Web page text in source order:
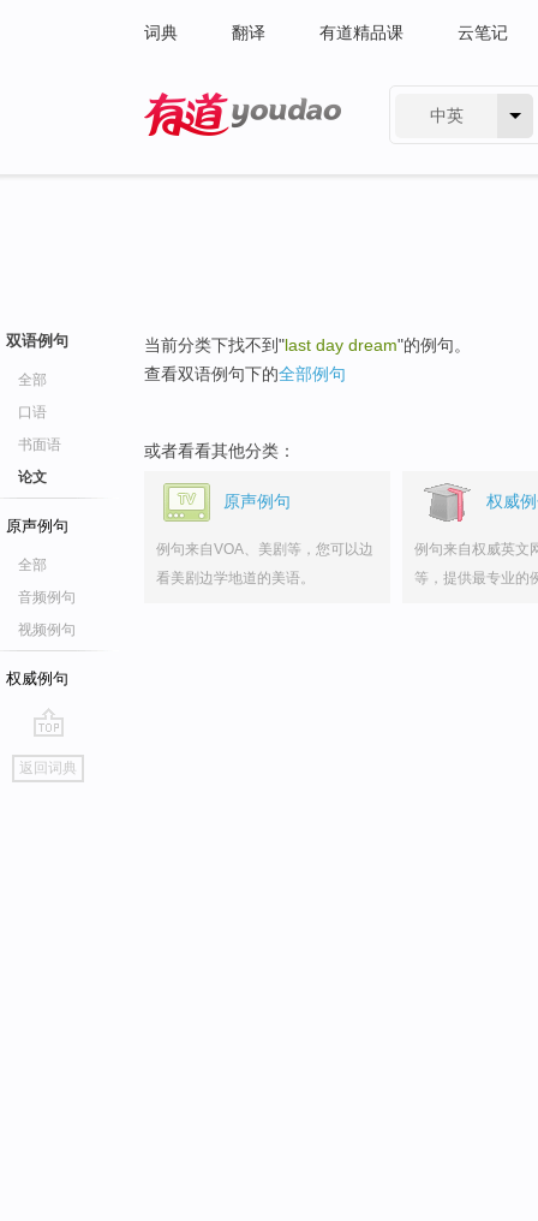
词典 翻译 有道精品课 云笔记
中英
双语例句
全部
口语
书面语
论文
原声例句
全部
音频例句
视频例句
权威例句
go
top
返回词典
当前分类下找不到"last day dream"的例句。
查看双语例句下的全部例句
或者看看其他分类：
原声例句
例句来自VOA、美剧等，您可以边
看美剧边学地道的美语。
权威
例句来自权威英文
等，提供最专业的